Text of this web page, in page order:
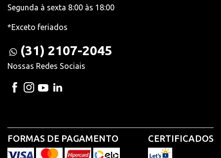
Segunda à sexta 8:00 às 18:00
*Exceto feriados
(31) 2107-2045
Nossas Redes Sociais
FORMAS DE PAGAMENTO CERTIFICADOS